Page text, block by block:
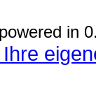
powered in